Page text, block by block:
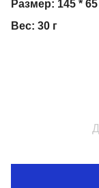
Размер: 145 *
Вес: 30 г